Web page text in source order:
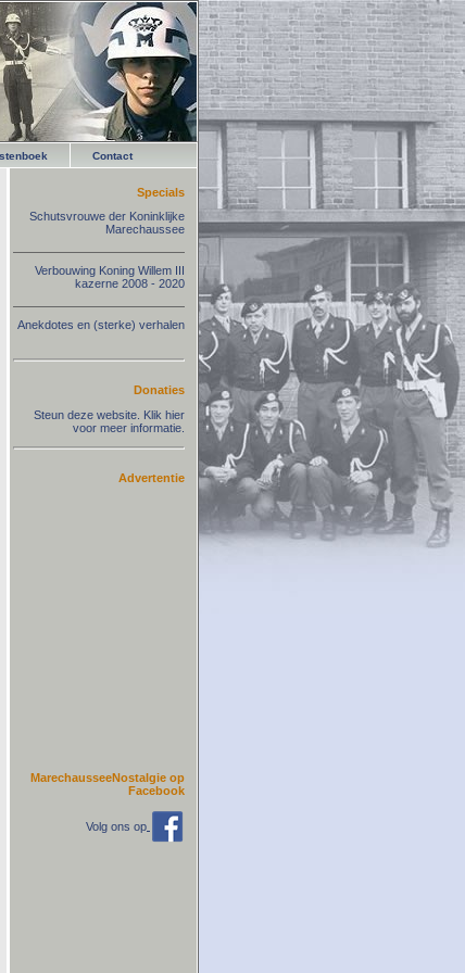
Contact
Specials
Schutsvrouwe der Koninklijke
Marechaussee
Verbouwing Koning Willem III
kazerne 2008 - 2020
Anekdotes en (sterke) verhalen
Donaties
Steun deze website. Klik hier
voor meer informatie.
Advertentie
MarechausseeNostalgie op
Facebook
Volg ons op